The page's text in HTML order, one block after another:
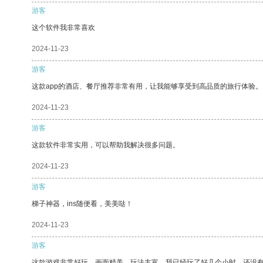
游客
这个软件我非常喜欢
2024-11-23
游客
这款app的酒店、餐厅推荐非常有用，让我能够享受到高品质的旅行体验。
2024-11-23
游客
这款软件非常实用，可以帮助我解决很多问题。
2024-11-23
游客
梯子神器，ins随便看，美美哒！
2024-11-23
游客